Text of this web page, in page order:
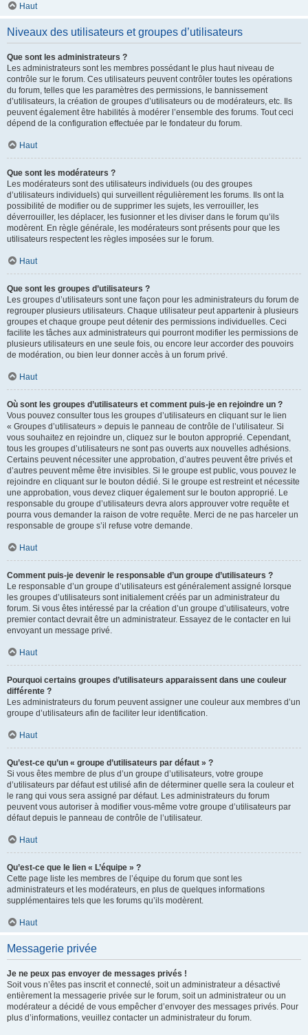
Haut
Niveaux des utilisateurs et groupes d’utilisateurs
Que sont les administrateurs ?
Les administrateurs sont les membres possédant le plus haut niveau de
contrôle sur le forum. Ces utilisateurs peuvent contrôler toutes les opérations
du forum, telles que les paramètres des permissions, le bannissement
d’utilisateurs, la création de groupes d’utilisateurs ou de modérateurs, etc. Ils
peuvent également être habilités à modérer l’ensemble des forums. Tout ceci
dépend de la configuration effectuée par le fondateur du forum.
Haut
Que sont les modérateurs ?
Les modérateurs sont des utilisateurs individuels (ou des groupes
d’utilisateurs individuels) qui surveillent régulièrement les forums. Ils ont la
possibilité de modifier ou de supprimer les sujets, les verrouiller, les
déverrouiller, les déplacer, les fusionner et les diviser dans le forum qu’ils
modèrent. En règle générale, les modérateurs sont présents pour que les
utilisateurs respectent les règles imposées sur le forum.
Haut
Que sont les groupes d’utilisateurs ?
Les groupes d’utilisateurs sont une façon pour les administrateurs du forum de
regrouper plusieurs utilisateurs. Chaque utilisateur peut appartenir à plusieurs
groupes et chaque groupe peut détenir des permissions individuelles. Ceci
facilite les tâches aux administrateurs qui pourront modifier les permissions de
plusieurs utilisateurs en une seule fois, ou encore leur accorder des pouvoirs
de modération, ou bien leur donner accès à un forum privé.
Haut
Où sont les groupes d’utilisateurs et comment puis-je en rejoindre un ?
Vous pouvez consulter tous les groupes d’utilisateurs en cliquant sur le lien
« Groupes d’utilisateurs » depuis le panneau de contrôle de l’utilisateur. Si
vous souhaitez en rejoindre un, cliquez sur le bouton approprié. Cependant,
tous les groupes d’utilisateurs ne sont pas ouverts aux nouvelles adhésions.
Certains peuvent nécessiter une approbation, d’autres peuvent être privés et
d’autres peuvent même être invisibles. Si le groupe est public, vous pouvez le
rejoindre en cliquant sur le bouton dédié. Si le groupe est restreint et nécessite
une approbation, vous devez cliquer également sur le bouton approprié. Le
responsable du groupe d’utilisateurs devra alors approuver votre requête et
pourra vous demander la raison de votre requête. Merci de ne pas harceler un
responsable de groupe s’il refuse votre demande.
Haut
Comment puis-je devenir le responsable d’un groupe d’utilisateurs ?
Le responsable d’un groupe d’utilisateurs est généralement assigné lorsque
les groupes d’utilisateurs sont initialement créés par un administrateur du
forum. Si vous êtes intéressé par la création d’un groupe d’utilisateurs, votre
premier contact devrait être un administrateur. Essayez de le contacter en lui
envoyant un message privé.
Haut
Pourquoi certains groupes d’utilisateurs apparaissent dans une couleur
différente ?
Les administrateurs du forum peuvent assigner une couleur aux membres d’un
groupe d’utilisateurs afin de faciliter leur identification.
Haut
Qu’est-ce qu’un « groupe d’utilisateurs par défaut » ?
Si vous êtes membre de plus d’un groupe d’utilisateurs, votre groupe
d’utilisateurs par défaut est utilisé afin de déterminer quelle sera la couleur et
le rang qui vous sera assigné par défaut. Les administrateurs du forum
peuvent vous autoriser à modifier vous-même votre groupe d’utilisateurs par
défaut depuis le panneau de contrôle de l’utilisateur.
Haut
Qu’est-ce que le lien « L’équipe » ?
Cette page liste les membres de l’équipe du forum que sont les
administrateurs et les modérateurs, en plus de quelques informations
supplémentaires tels que les forums qu’ils modèrent.
Haut
Messagerie privée
Je ne peux pas envoyer de messages privés !
Soit vous n’êtes pas inscrit et connecté, soit un administrateur a désactivé
entièrement la messagerie privée sur le forum, soit un administrateur ou un
modérateur a décidé de vous empêcher d’envoyer des messages privés. Pour
plus d’informations, veuillez contacter un administrateur du forum.